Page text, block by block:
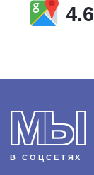
4.6
МЫ
В СОЦСЕТЯХ